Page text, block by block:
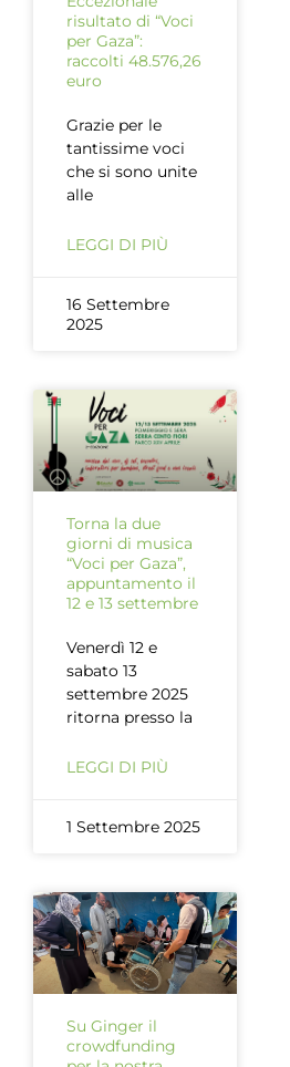
risultato di “Voci
per Gaza”:
raccolti 48.576,26
euro
Grazie per le
tantissime voci
che si sono unite
alle
LEGGI DI PIÙ
16 Settembre
2025
Torna la due
giorni di musica
“Voci per Gaza”,
appuntamento il
12 e 13 settembre
Venerdì 12 e
sabato 13
settembre 2025
ritorna presso la
LEGGI DI PIÙ
1 Settembre 2025
Su Ginger il
crowdfunding